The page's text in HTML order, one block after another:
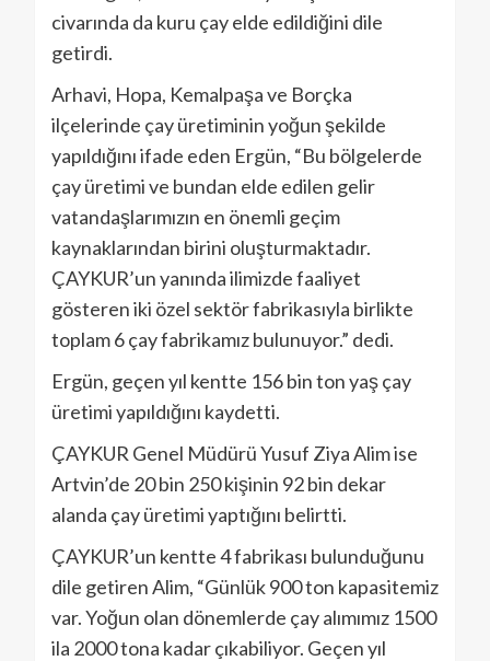
civarında da kuru çay elde edildiğini dile
getirdi.
Arhavi, Hopa, Kemalpaşa ve Borçka
ilçelerinde çay üretiminin yoğun şekilde
yapıldığını ifade eden Ergün, “Bu bölgelerde
çay üretimi ve bundan elde edilen gelir
vatandaşlarımızın en önemli geçim
kaynaklarından birini oluşturmaktadır.
ÇAYKUR’un yanında ilimizde faaliyet
gösteren iki özel sektör fabrikasıyla birlikte
toplam 6 çay fabrikamız bulunuyor.” dedi.
Ergün, geçen yıl kentte 156 bin ton yaş çay
üretimi yapıldığını kaydetti.
ÇAYKUR Genel Müdürü Yusuf Ziya Alim ise
Artvin’de 20 bin 250 kişinin 92 bin dekar
alanda çay üretimi yaptığını belirtti.
ÇAYKUR’un kentte 4 fabrikası bulunduğunu
dile getiren Alim, “Günlük 900 ton kapasitemiz
var. Yoğun olan dönemlerde çay alımımız 1500
ila 2000 tona kadar çıkabiliyor. Geçen yıl